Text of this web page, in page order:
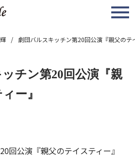
MENU
劇団バルスキッチン第20回公演『親父のテ
チン第20回公演『親
ー』
回公演『親父のテイスティー』